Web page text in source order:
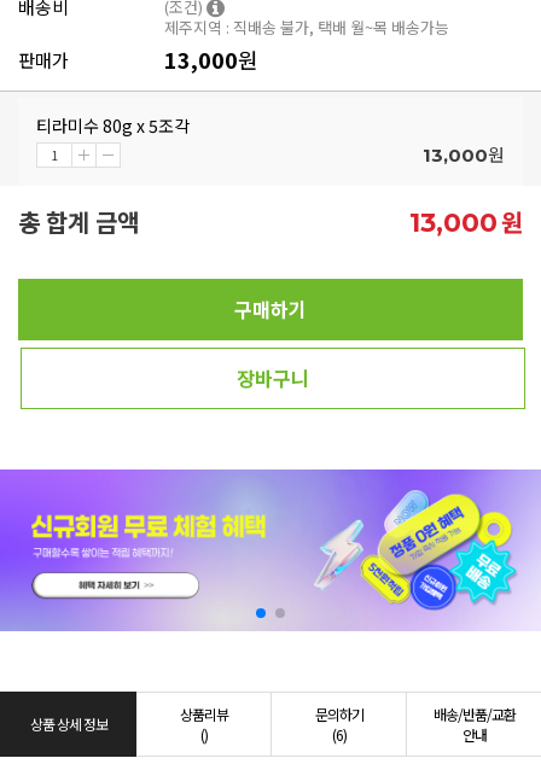
배송비
(조건)
제주지역 : 직배송 불가, 택배 월~목 배송가능
판매가 13,000원
티라미수 80g x 5조각
13,000원
총 합계 금액 13,000원
구매하기
장바구니
상품 상세 정보
상품리뷰
()
문의하기
(6)
배송/반품/교환
안내